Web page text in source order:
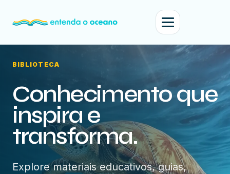
BIBLIOTECA
Conhecimento que
inspira e
transforma.
Explore materiais educativos, guias,